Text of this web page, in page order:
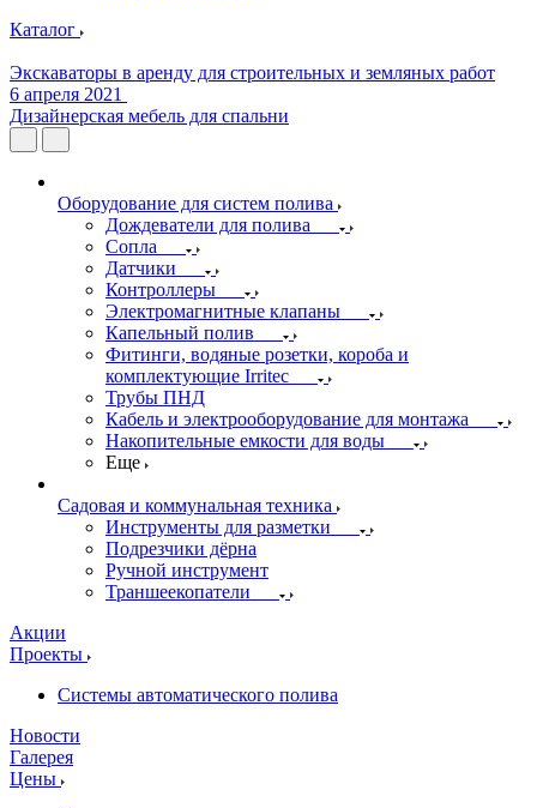
Каталог
Экскаваторы в аренду для строительных и земляных работ
6 апреля 2021
Дизайнерская мебель для спальни
Оборудование для систем полива
Дождеватели для полива
Сопла
Датчики
Контроллеры
Электромагнитные клапаны
Капельный полив
Фитинги, водяные розетки, короба и
комплектующие Irritec
Трубы ПНД
Кабель и электрооборудование для монтажа
Накопительные емкости для воды
Еще
Садовая и коммунальная техника
Инструменты для разметки
Подрезчики дёрна
Ручной инструмент
Траншеекопатели
Акции
Проекты
Системы автоматического полива
Новости
Галерея
Цены